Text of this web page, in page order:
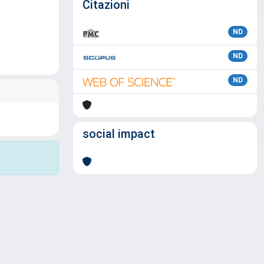
Citazioni
ND
ND
ND
social impact